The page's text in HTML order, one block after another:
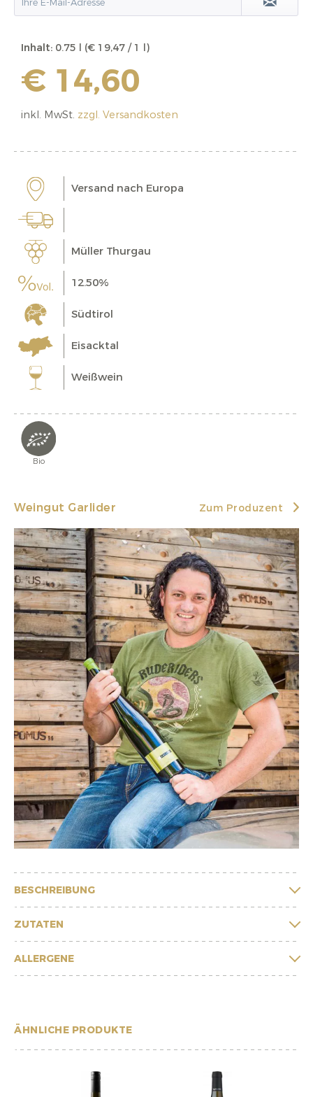
Inhalt: 0.75 l (€ 19,47 / 1 l)
€ 14,60
inkl. MwSt. zzgl. Versandkosten
Versand nach Europa
Müller Thurgau
12.50%
Südtirol
Eisacktal
Weißwein
Bio
Weingut Garlider Zum Produzent
BESCHREIBUNG
ZUTATEN
ALLERGENE
ÄHNLICHE PRODUKTE